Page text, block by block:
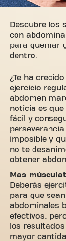
Descubre los
con
para quemar
dentro.
¿Te ha
ejercicio
abdomen
noticia es
fácil y
imposible y
no te
obtener
Mas
Deberás
para que
abdominales
efectivos,
los
mayor